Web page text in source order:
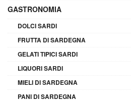
GASTRONOMIA
DOLCI SARDI
FRUTTA DI SARDEGNA
GELATI TIPICI SARDI
LIQUORI SARDI
MIELI DI SARDEGNA
PANI DI SARDEGNA